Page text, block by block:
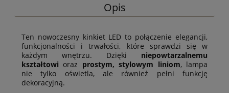
Opis
Ten nowoczesny kinkiet LED to połączenie elegancji,
funkcjonalności i trwałości, które sprawdzi się w
każdym wnętrzu. Dzięki niepowtarzalnemu
kształtowi oraz prostym, stylowym liniom, lampa
nie tylko oświetla, ale również pełni funkcję
dekoracyjną.